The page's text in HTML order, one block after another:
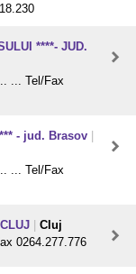
****- JUD.
... Tel/Fax
- jud. Brasov
... Tel/Fax
Cluj
0264.277.776